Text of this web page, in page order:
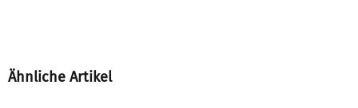
Ähnliche Artikel